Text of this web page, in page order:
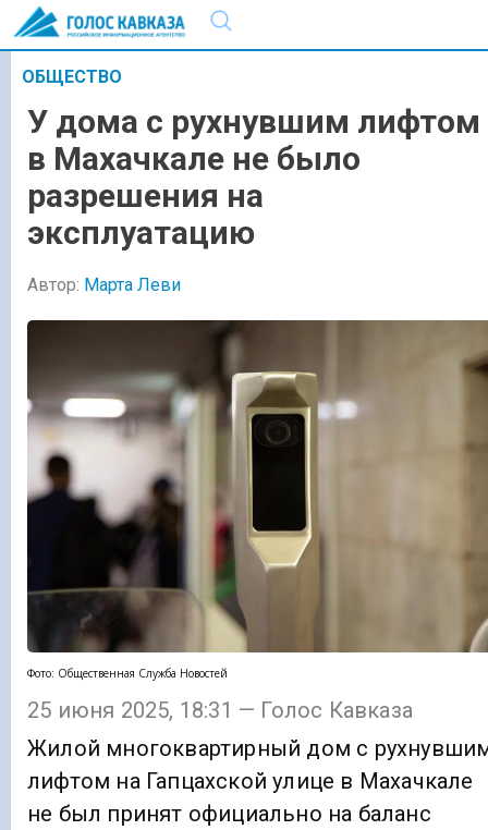
ОБЩЕСТВО
У дома с рухнувшим лифтом
в Махачкале не было
разрешения на
эксплуатацию
Автор: Марта Леви
Фото: Общественная Служба Новостей
25 июня 2025, 18:31 — Голос Кавказа
Жилой многоквартирный дом с
лифтом на Гапцахской улице в Махачкале
не был принят официально на баланс